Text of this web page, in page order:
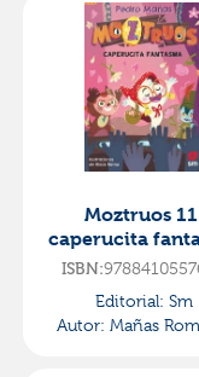
Moztruos
caperucita
ISBN:
Editorial: Sm
Autor: Mañas